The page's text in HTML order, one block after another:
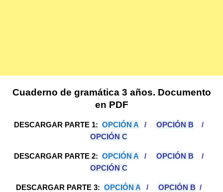
Cuaderno de gramática 3 años. Documento
en PDF
DESCARGAR PARTE 1: OPCIÓN A/ OPCIÓN B/
OPCIÓN C
DESCARGAR PARTE 2: OPCIÓN A/ OPCIÓN B/
OPCIÓN C
DESCARGAR PARTE 3: OPCIÓN A/ OPCIÓN B/